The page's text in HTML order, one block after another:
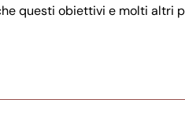
questi obiettivi e molti altri